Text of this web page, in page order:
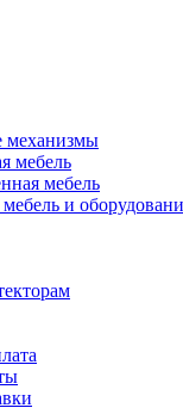
механизмы
мебель
мебель
и